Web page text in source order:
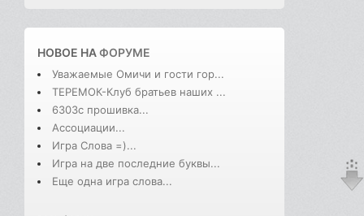
НОВОЕ НАФОРУМЕ
Уважаемые Омичи и гости гор...
ТЕРЕМОК-Клуб братьев наших ...
6303с прошивка...
Ассоциации...
Игра Слова =)...
Игра на две последние буквы...
Еще одна игра слова...